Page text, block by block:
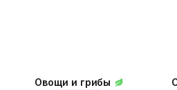
Овощи и грибы